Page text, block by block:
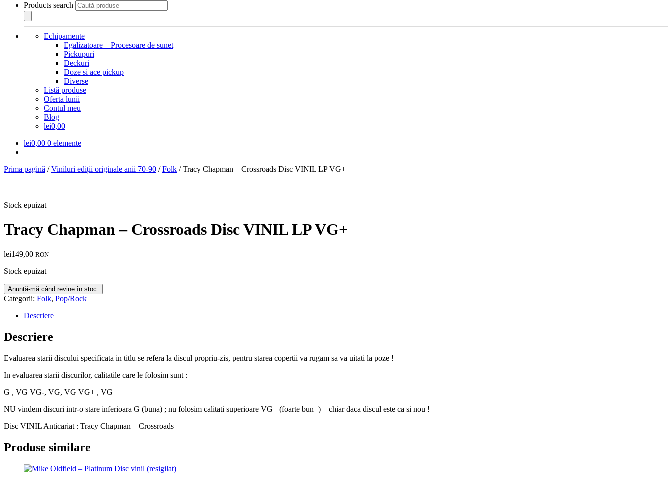
Products search
Echipamente
Egalizatoare – Procesoare de sunet
Pickupuri
Deckuri
Doze si ace pickup
Diverse
Listă produse
Oferta lunii
Contul meu
Blog
lei0,00
lei0,00 0 elemente
Prima pagină /Viniluri ediții originale anii 70-90 /Folk /Tracy Chapman – Crossroads Disc VINIL LP VG+
Stock epuizat
Tracy Chapman – Crossroads Disc VINIL LP VG+
lei149,00 RON
Stock epuizat
Categorii: Folk, Pop/Rock
Descriere
Descriere
Evaluarea starii discului specificata in titlu se refera la discul propriu-zis, pentru starea copertii va rugam sa va uitati la poze !
In evaluarea starii discurilor, calitatile care le folosim sunt :
G , VG VG-, VG, VG VG+ , VG+
NU vindem discuri intr-o stare inferioara G (buna) ; nu folosim calitati superioare VG+ (foarte bun+) – chiar daca discul este ca si nou !
Disc VINIL Anticariat : Tracy Chapman – Crossroads
Produse similare